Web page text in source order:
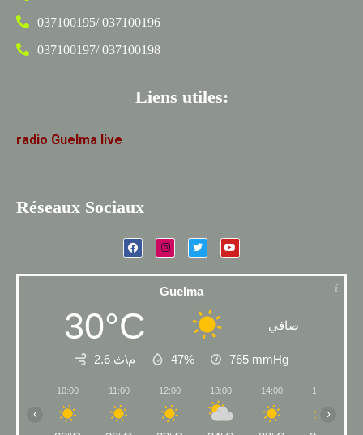
037100195/ 037100196
037100197/ 037100198
Liens utiles:
radio Guelma live
Réseaux Sociaux
Guelma
30°C صافي
2.6 م\ث 47% 765 mmHg
10:00 11:00 12:00 13:00 14:00 15:00
‹ ›